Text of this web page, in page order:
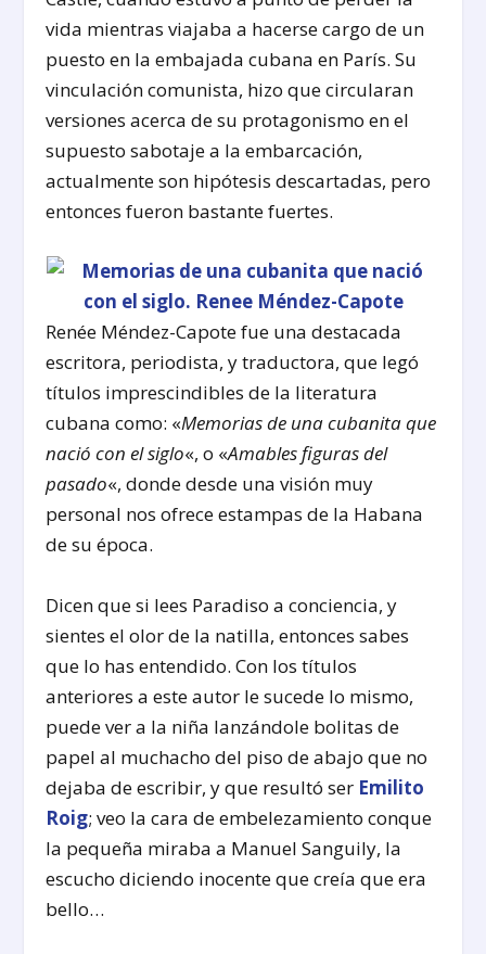
vida mientras viajaba a hacerse cargo de un
puesto en la embajada cubana en París. Su
vinculación comunista, hizo que circularan
versiones acerca de su protagonismo en el
supuesto sabotaje a la embarcación,
actualmente son hipótesis descartadas, pero
entonces fueron bastante fuertes.
Renée Méndez-Capote fue una destacada
escritora, periodista, y traductora, que legó
títulos imprescindibles de la literatura
cubana como: «Memorias de una cubanita que
nació con el siglo«, o «Amables figuras del
pasado«, donde desde una visión muy
personal nos ofrece estampas de la Habana
de su época.
Dicen que si lees Paradiso a conciencia, y
sientes el olor de la natilla, entonces sabes
que lo has entendido. Con los títulos
anteriores a este autor le sucede lo mismo,
puede ver a la niña lanzándole bolitas de
papel al muchacho del piso de abajo que no
dejaba de escribir, y que resultó ser Emilito
Roig; veo la cara de embelezamiento conque
la pequeña miraba a Manuel Sanguily, la
escucho diciendo inocente que creía que era
bello…